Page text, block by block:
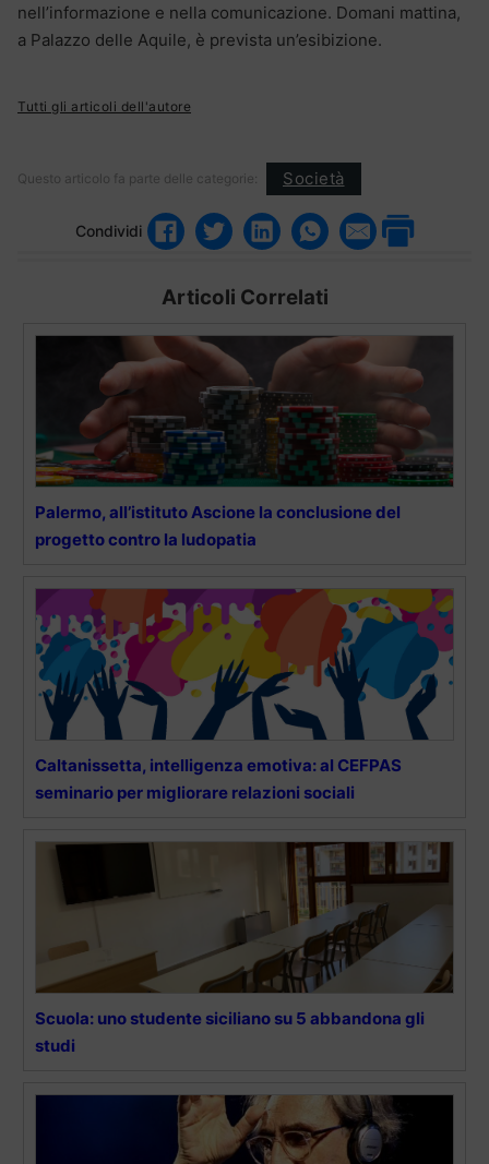
nell’informazione e nella comunicazione. Domani mattina,
a Palazzo delle Aquile, è prevista un’esibizione.
Tutti gli articoli dell'autore
Questo articolo fa parte delle categorie: Società
Condividi
Articoli Correlati
Palermo, all’istituto Ascione la conclusione del
progetto contro la ludopatia
Caltanissetta, intelligenza emotiva: al CEFPAS
seminario per migliorare relazioni sociali
Scuola: uno studente siciliano su 5 abbandona gli
studi